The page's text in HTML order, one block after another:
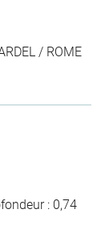
/ ROME
: 0,74